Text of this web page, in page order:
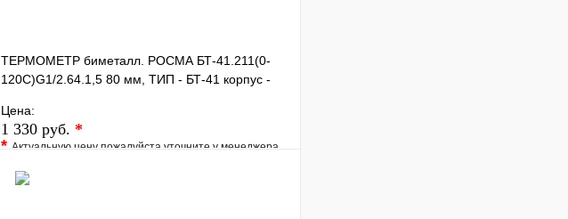
ТЕРМОМЕТР биметалл. РОСМА БТ-41.211(0-
120С)G1/2.64.1,5 80 мм, ТИП - БТ-41 корпус -
Цена:
1 330 руб. *
*Актуальную цену пожалуйста уточните у менеджера
В избранное